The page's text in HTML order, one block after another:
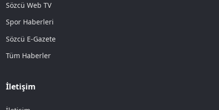
Sözcü Web TV
Spor Haberleri
Sözcü E-Gazete
Tüm Haberler
İletişim